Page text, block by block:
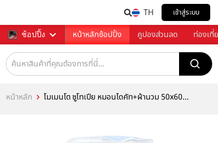
TH เข้าสู่ระบบ
ช้อปปิ้ง หน้าหลักช้อปปิ้ง คูปองส่วนลด ท่องเที่
หน้าหลัก
โมเมนโต ซูโทเปีย หมอนไดคัท+ผ้านวม 50x60